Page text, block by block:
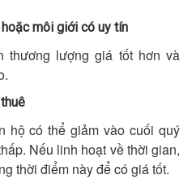
môi giới có uy tín
thương lượng giá tốt hơn và
hộ có thể giảm vào cuối quý
Nếu linh hoạt về thời gian,
thời điểm này để có giá tốt.